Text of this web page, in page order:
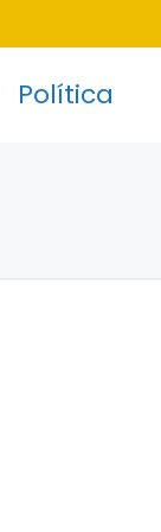
Política